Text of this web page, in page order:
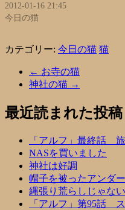
2012-01-16 21:45
今日の猫
カテゴリー: 今日の猫 猫
← お寺の猫
神社の猫 →
最近読まれた投稿
「アルフ」最終話
NASを買いました
神社は好調
帽子を被ったアンダ
縄張り荒らしじゃな
「アルフ」第95話